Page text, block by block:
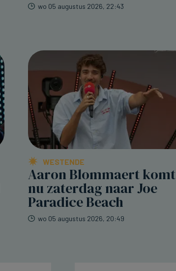
wo 05 augustus 2026, 22:43
WESTENDE
Aaron Blommaert komt
nu zaterdag naar Joe
Paradice Beach
wo 05 augustus 2026, 20:49